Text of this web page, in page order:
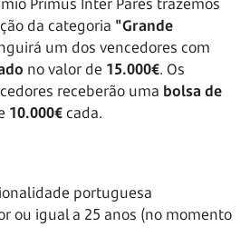
da categoria "Grande
um dos vencedores com
no valor de 15.000€. Os
receberão uma bolsa de
10.000€cada.
portuguesa
ou igual a 25 anos (no momento